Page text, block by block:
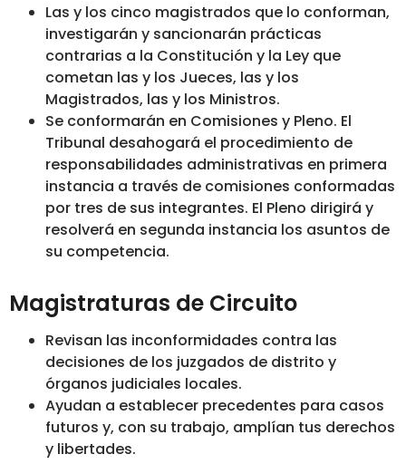
Las y los cinco magistrados que lo conforman,
investigarán y sancionarán prácticas
contrarias a la Constitución y la Ley que
cometan las y los Jueces, las y los
Magistrados, las y los Ministros.
Se conformarán en Comisiones y Pleno. El
Tribunal desahogará el procedimiento de
responsabilidades administrativas en primera
instancia a través de comisiones conformadas
por tres de sus integrantes. El Pleno dirigirá y
resolverá en segunda instancia los asuntos de
su competencia.
Magistraturas de Circuito
Revisan las inconformidades contra las
decisiones de los juzgados de distrito y
órganos judiciales locales.
Ayudan a establecer precedentes para casos
futuros y, con su trabajo, amplían tus derechos
y libertades.